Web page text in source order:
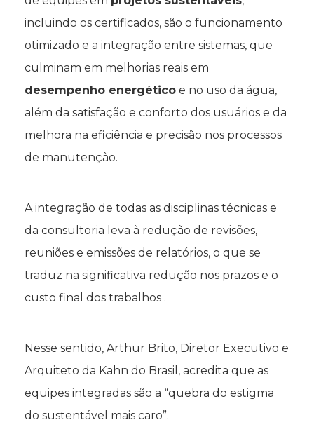
incluindo os certificados, são o funcionamento
otimizado e a integração entre sistemas, que
culminam em melhorias reais em
desempenho energético e no uso da água,
além da satisfação e conforto dos usuários e da
melhora na eficiência e precisão nos processos
de manutenção.
A integração de todas as disciplinas técnicas e
da consultoria leva à redução de revisões,
reuniões e emissões de relatórios, o que se
traduz na significativa redução nos prazos e o
custo final dos trabalhos .
Nesse sentido, Arthur Brito, Diretor Executivo e
Arquiteto da Kahn do Brasil, acredita que as
equipes integradas são a “quebra do estigma
do sustentável mais caro”.